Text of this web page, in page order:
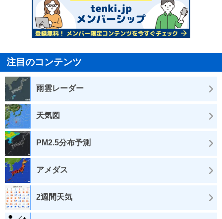
注目のコンテンツ
雨雲レーダー
天気図
PM2.5分布予測
アメダス
2週間天気